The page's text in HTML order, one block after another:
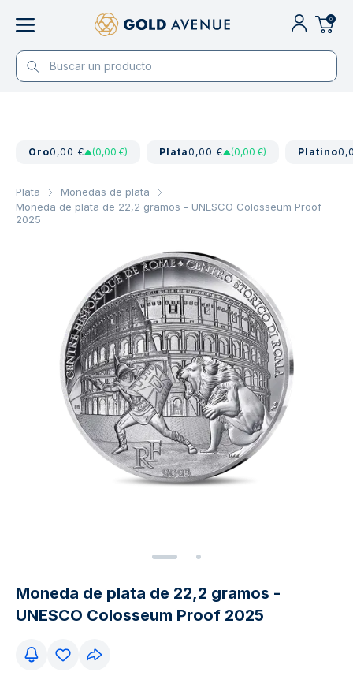
0
Oro0,00 € (0,00 €) Plata0,00 € (0,00 €) Platino
Plata
Monedas de plata
Moneda de plata de 22,2 gramos - UNESCO Colosseum Proof
2025
Moneda de plata de 22,2 gramos -
UNESCO Colosseum Proof 2025